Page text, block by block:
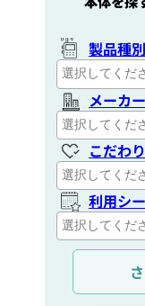
製品種
メーカ
こだわ
利用シ
通信距
出力を